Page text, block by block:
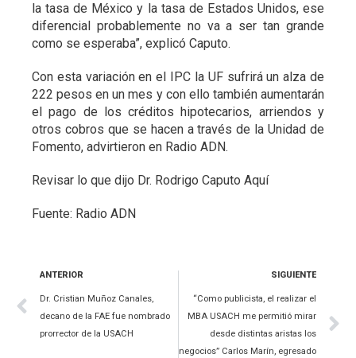
la tasa de México y la tasa de Estados Unidos, ese
diferencial probablemente no va a ser tan grande
como se esperaba”, explicó Caputo.
Con esta variación en el IPC la UF sufrirá un alza de
222 pesos en un mes y con ello también aumentarán
el pago de los créditos hipotecarios, arriendos y
otros cobros que se hacen a través de la Unidad de
Fomento, advirtieron en Radio ADN.
Revisar lo que dijo Dr. Rodrigo Caputo Aquí
Fuente: Radio ADN
ANTERIOR
Dr. Cristian Muñoz Canales,
decano de la FAE fue nombrado
prorrector de la USACH
SIGUIENTE
“Como publicista, el realizar el
MBA USACH me permitió mirar
desde distintas aristas los
negocios” Carlos Marín, egresado